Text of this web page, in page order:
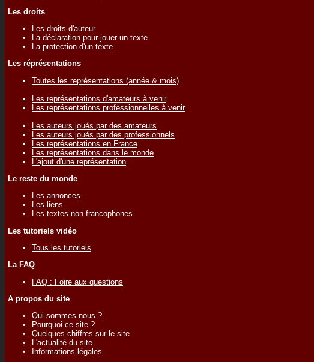
Les droits
Les droits d'auteur
La déclaration pour jouer un texte
La protection d'un texte
Les réprésentations
Toutes les représentations (année & mois)
Les représentations d'amateurs à venir
Les représentations professionnelles à venir
Les auteurs joués par des amateurs
Les auteurs joués par des professionnels
Les représentations en France
Les représentations dans le monde
L'ajout d'une représentation
Le reste du monde
Les annonces
Les liens
Les textes non francophones
Les tutoriels vidéo
Tous les tutoriels
La FAQ
FAQ : Foire aux questions
A propos du site
Qui sommes nous ?
Pourquoi ce site ?
Quelques chiffres sur le site
L'actualité du site
Informations légales